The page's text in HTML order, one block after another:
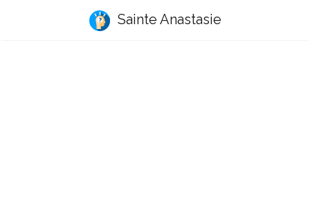
Sainte Anastasie